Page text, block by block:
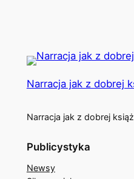
Narracja jak z dobrej
Narracja jak z dobrej
Publicystyka
Newsy